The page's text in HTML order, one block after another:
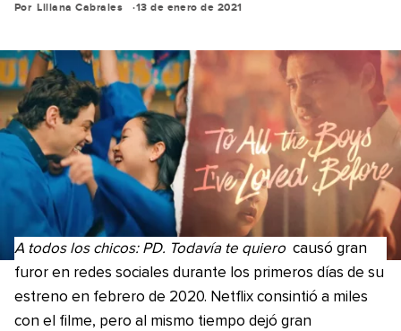
Por Liliana Cabrales 13 de enero de 2021
A todos los chicos: PD. Todavía te quiero causó gran
furor en redes sociales durante los primeros días de su
estreno en febrero de 2020. Netflix consintió a miles
con el filme, pero al mismo tiempo dejó gran